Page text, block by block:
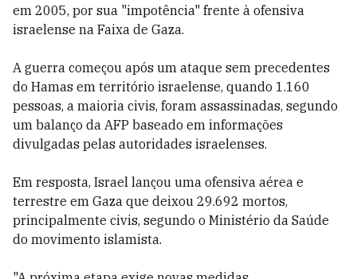
em 2005, por sua "impotência" frente à ofensiva
israelense na Faixa de Gaza.
A guerra começou após um ataque sem precedentes
do Hamas em território israelense, quando 1.160
pessoas, a maioria civis, foram assassinadas, segundo
um balanço da AFP baseado em informações
divulgadas pelas autoridades israelenses.
Em resposta, Israel lançou uma ofensiva aérea e
terrestre em Gaza que deixou 29.692 mortos,
principalmente civis, segundo o Ministério da Saúde
do movimento islamista.